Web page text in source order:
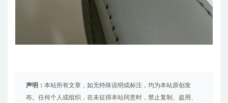
声明： 本站所有文章，如无特殊说明或标注，均为本站原创发
布。任何个人或组织，在未征得本站同意时，禁止复制、盗用、